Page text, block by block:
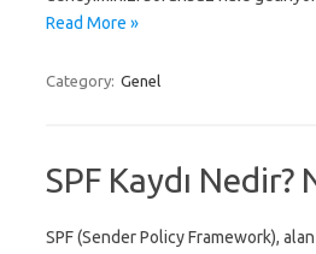
Read More »
Category: Genel
SPF Kaydı Nedir?
SPF (Sender Policy Framework), alan